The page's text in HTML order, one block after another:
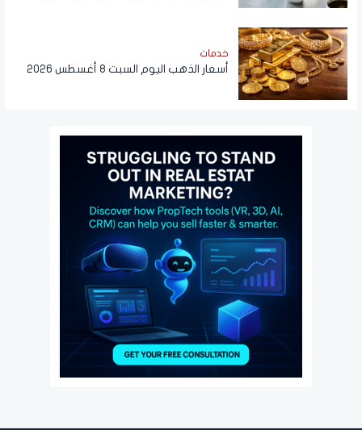
خدمات
أسعار الذهب اليوم السبت 8 أغسطس 2026